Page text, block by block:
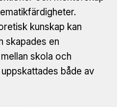
kunskap kan
skapades en
skola och
både av